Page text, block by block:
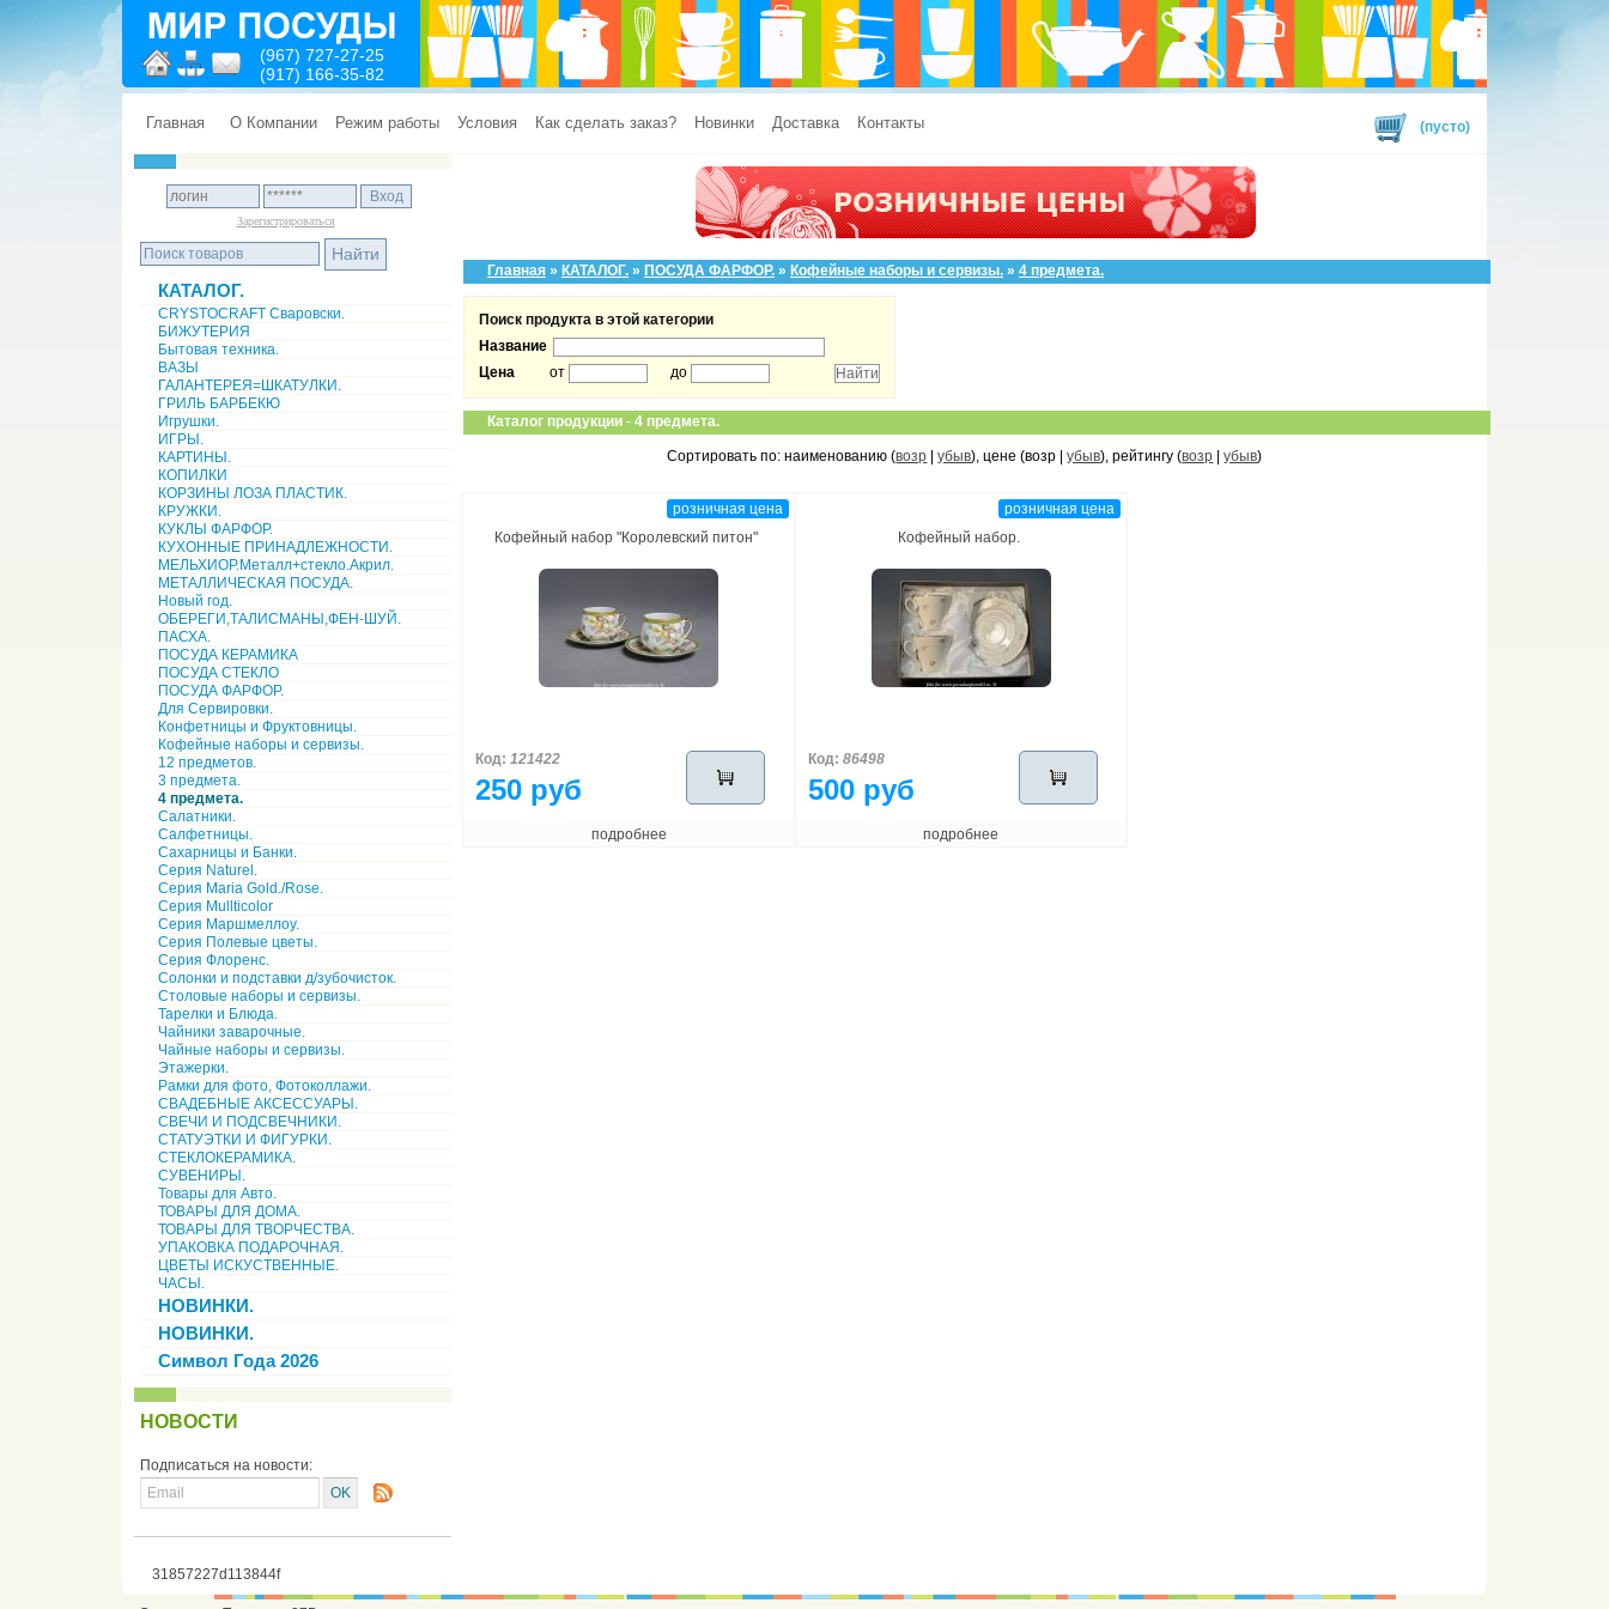
(967) 727-27-25
(917) 166-35-82
Главная О Компании Режим работы Условия Как сделать заказ? Новинки Доставка Контакты (пусто)
Зарегистрироваться
КАТАЛОГ.
CRYSTOCRAFT Сваровски.
БИЖУТЕРИЯ
Бытовая техника.
ВАЗЫ
ГАЛАНТЕРЕЯ=ШКАТУЛКИ.
ГРИЛЬ БАРБЕКЮ
Игрушки.
ИГРЫ.
КАРТИНЫ.
КОПИЛКИ
КОРЗИНЫ ЛОЗА ПЛАСТИК.
КРУЖКИ.
КУКЛЫ ФАРФОР.
КУХОННЫЕ ПРИНАДЛЕЖНОСТИ.
МЕЛЬХИОР.Металл+стекло.Акрил.
МЕТАЛЛИЧЕСКАЯ ПОСУДА.
Новый год.
ОБЕРЕГИ,ТАЛИСМАНЫ,ФЕН-ШУЙ.
ПАСХА.
ПОСУДА КЕРАМИКА
ПОСУДА СТЕКЛО
ПОСУДА ФАРФОР.
Для Сервировки.
Конфетницы и Фруктовницы.
Кофейные наборы и сервизы.
12 предметов.
3 предмета.
4 предмета.
Салатники.
Салфетницы.
Сахарницы и Банки.
Серия Naturel.
Серия Maria Gold./Rose.
Серия Mullticolor
Серия Маршмеллоу.
Серия Полевые цветы.
Серия Флоренс.
Солонки и подставки д/зубочисток.
Столовые наборы и сервизы.
Тарелки и Блюда.
Чайники заварочные.
Чайные наборы и сервизы.
Этажерки.
Рамки для фото, Фотоколлажи.
СВАДЕБНЫЕ АКСЕССУАРЫ.
СВЕЧИ И ПОДСВЕЧНИКИ.
СТАТУЭТКИ И ФИГУРКИ.
СТЕКЛОКЕРАМИКА.
СУВЕНИРЫ.
Товары для Авто.
ТОВАРЫ ДЛЯ ДОМА.
ТОВАРЫ ДЛЯ ТВОРЧЕСТВА.
УПАКОВКА ПОДАРОЧНАЯ.
ЦВЕТЫ ИСКУСТВЕННЫЕ.
ЧАСЫ.
НОВИНКИ.
НОВИНКИ.
Символ Года 2026
НОВОСТИ
Подписаться на новости:
31857227d113844f
Главная » КАТАЛОГ. » ПОСУДА ФАРФОР. » Кофейные наборы и сервизы. » 4 предмета.
Поиск продукта в этой категории
Название
Цена
от до
Каталог продукции - 4 предмета.
Сортировать по: наименованию (возр |убыв), цене (возр |убыв), рейтингу (возр |убыв)
розничная цена
Кофейный набор "Королевский питон"
Код: 121422
250 руб
подробнее
розничная цена
Кофейный набор.
Код: 86498
500 руб
подробнее